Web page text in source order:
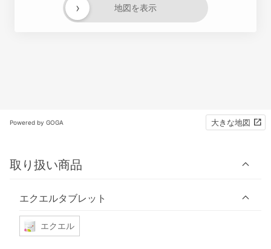
地図を表示
›
Powered by GOGA 大きな地図
取り扱い商品
エクエルタブレット
エクエル